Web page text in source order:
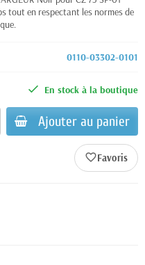
tout en respectant les normes de
0110-03302-0101
En stock à la boutique
Ajouter au panier
favorite_border